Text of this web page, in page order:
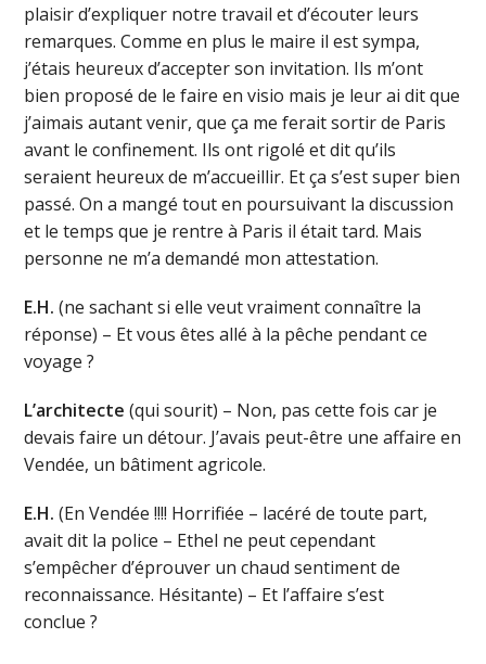
plaisir d’expliquer notre travail et d’écouter leurs
remarques. Comme en plus le maire il est sympa,
j’étais heureux d’accepter son invitation. Ils m’ont
bien proposé de le faire en visio mais je leur ai dit que
j’aimais autant venir, que ça me ferait sortir de Paris
avant le confinement. Ils ont rigolé et dit qu’ils
seraient heureux de m’accueillir. Et ça s’est super bien
passé. On a mangé tout en poursuivant la discussion
et le temps que je rentre à Paris il était tard. Mais
personne ne m’a demandé mon attestation.
E.H. (ne sachant si elle veut vraiment connaître la
réponse) – Et vous êtes allé à la pêche pendant ce
voyage ?
L’architecte (qui sourit) – Non, pas cette fois car je
devais faire un détour. J’avais peut-être une affaire en
Vendée, un bâtiment agricole.
E.H. (En Vendée !!!! Horrifiée – lacéré de toute part,
avait dit la police – Ethel ne peut cependant
s’empêcher d’éprouver un chaud sentiment de
reconnaissance. Hésitante) – Et l’affaire s’est
conclue ?